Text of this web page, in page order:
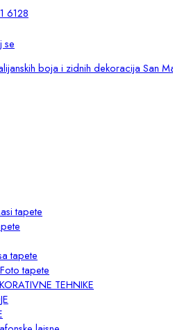
6128
se
tapete
tapete
tapete
TEHNIKE